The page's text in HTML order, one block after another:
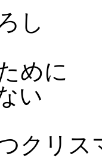
し
めに
い
クリス